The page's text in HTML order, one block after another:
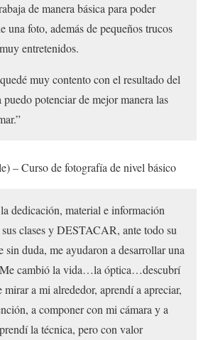
de manera básica para poder
una foto, además de pequeños trucos
entretenidos.
muy contento con el resultado del
potenciar de mejor manera las
– Curso de fotografía de nivel básico
dedicación, material e información
clases y DESTACAR, ante todo su
sin duda, me ayudaron a desarrollar una
cambió la vida…la óptica…descubrí
mirar a mi alrededor, aprendí a apreciar,
a componer con mi cámara y a
la técnica, pero con valor